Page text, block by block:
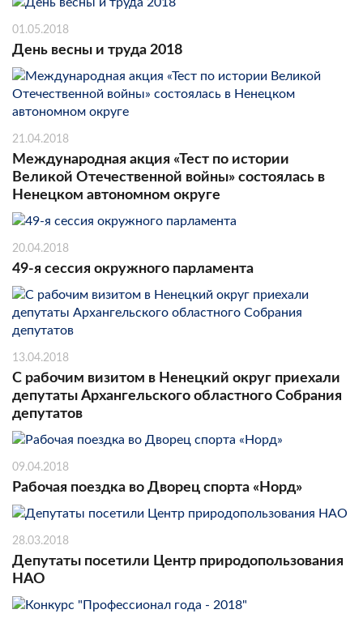
01.05.2018
День весны и труда 2018
21.04.2018
Международная акция «Тест по истории
Великой Отечественной войны» состоялась в
Ненецком автономном округе
20.04.2018
49-я сессия окружного парламента
13.04.2018
С рабочим визитом в Ненецкий округ приехали
депутаты Архангельского областного Собрания
депутатов
09.04.2018
Рабочая поездка во Дворец спорта «Норд»
28.03.2018
Депутаты посетили Центр природопользования
НАО